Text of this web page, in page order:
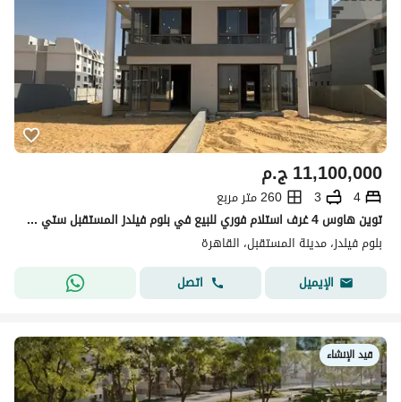
ج.م11,100,000
4
3
260 متر مربع
توين هاوس 4 غرف استلام فوري للبيع في بلوم فيلدز المستقبل ستي Bloomfields
بلوم فيلدز، مدينة المستقبل، القاهرة
الإيميل
اتصل
قيد الإنشاء